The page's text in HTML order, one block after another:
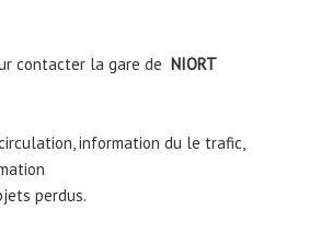
contacter la gare de NIORT
information du le trafic,
perdus.